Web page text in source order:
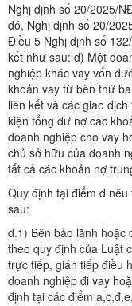
Nghị định số 20/2025/
đó, Nghị định số 20/
Điều 5 Nghị định số
kết như sau: d) Một
nghiệp khác vay vốn
khoản vay từ bên thứ
liên kết và các giao
kiện tổng dư nợ các
doanh nghiệp cho vay
chủ sở hữu của doanh
tất cả các khoản nợ
Quy định tại điểm d
sau:
d.1) Bên bảo lãnh hoặc
theo quy định của Luật
trực tiếp, gián tiếp điều
doanh nghiệp đi vay
định tại các điểm